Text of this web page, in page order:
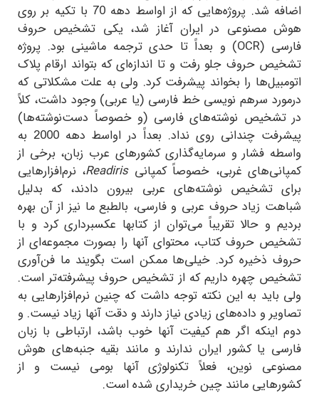
اضافه شد. پروژه‌هایی که از اواسط دهه 70 با تکیه بر روی
هوش مصنوعی در ایران آغاز شد، یکی تشخیص حروف
فارسی (OCR) و بعداً تا حدی ترجمه ماشینی بود. پروژه
تشخیص حروف جلو رفت و تا اندازه‌ای که بتواند ارقام پلاک
اتومبیل‌ها را بخواند پیشرفت کرد. ولی به علت مشکلاتی که
درمورد سرهم نویسی خط فارسی (یا عربی) وجود داشت، کلاً
در تشخیص نوشته‌های فارسی (و خصوصاً دست‌نوشته‌ها)
پیشرفت چندانی روی نداد. بعداً در اواسط دهه 2000 به
واسطه فشار و سرمایه‌گذاری کشورهای عرب زبان، برخی از
کمپانی‌های غربی، خصوصاً کمپانیReadiris، نرم‌افزارهایی
برای تشخیص نوشته‌های عربی بیرون دادند، که بدلیل
شباهت زیاد حروف عربی و فارسی، بالطبع ما نیز از آن بهره
بردیم و حالا تقریباً می‌توان از کتابها عکسبرداری کرد و با
تشخیص حروف کتاب، محتوای آنها را بصورت مجموعه‌ای از
حروف ذخیره کرد. خیلی‌ها ممکن است بگویند ما فن‌آوری
تشخیص چهره داریم که از تشخیص حروف پیشرفته‌تر است.
ولی باید به این نکته توجه داشت که چنین نرم‌افزارهایی به
تصاویر و داده‌های زیادی نیاز دارند و دقت آنها زیاد نیست. و
دوم اینکه اگر هم کیفیت آنها خوب باشد، ارتباطی با زبان
فارسی یا کشور ایران ندارند و مانند بقیه جنبه‌های هوش
مصنوعی نوین، فعلاً تکنولوژی آنها بومی نیست و از
کشورهایی مانند چین خریداری شده است.